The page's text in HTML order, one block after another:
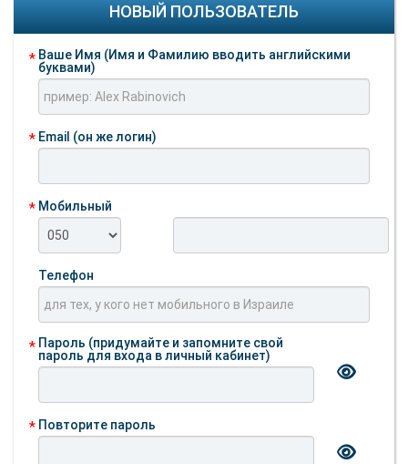
НОВЫЙ ПОЛЬЗОВАТЕЛЬ
Ваше Имя (Имя и Фамилию вводить английскими
буквами)
Email (он же логин)
Мобильный
Телефон
Пароль (придумайте и запомните свой
пароль для входа в личный кабинет)
Повторите пароль